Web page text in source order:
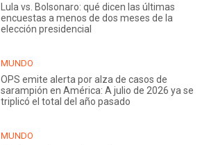
Lula vs. Bolsonaro: qué dicen las últimas
encuestas a menos de dos meses de la
elección presidencial
MUNDO
OPS emite alerta por alza de casos de
sarampión en América: A julio de 2026 ya se
triplicó el total del año pasado
MUNDO